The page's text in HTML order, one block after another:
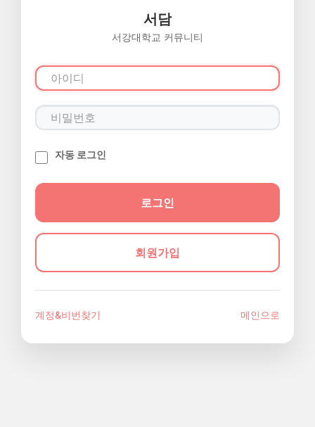
서담
서강대학교 커뮤니티
자동 로그인
회원가입
계정&비번찾기 메인으로